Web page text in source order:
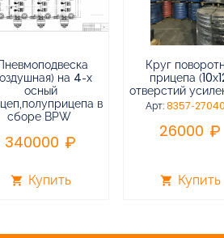
на 4-х
осный
в
сборе BPW
340000
shopping_cart Купить
Круг
прицепа
отверстий
Арт:8357-
26000
shopping_cart Купить